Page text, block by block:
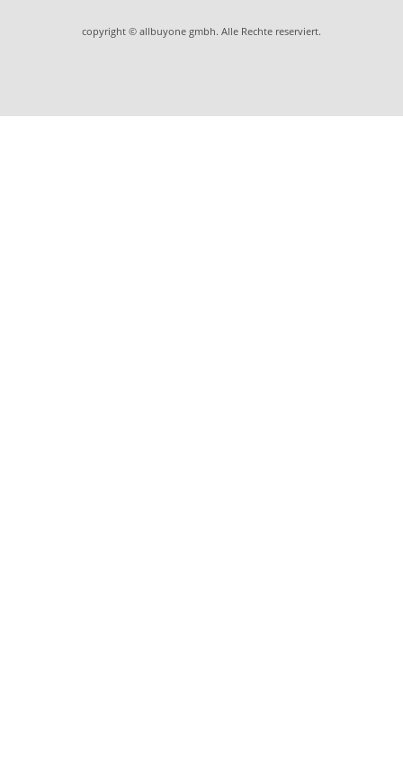
copyright © allbuyone gmbh. Alle Rechte reserviert.